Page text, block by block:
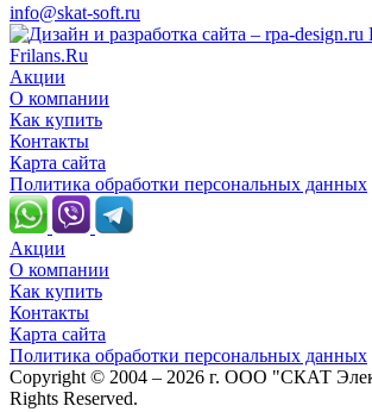
info@skat-soft.ru
Frilans.Ru
Акции
О компании
Как купить
Контакты
Карта сайта
Политика обработки персональных данных
Акции
О компании
Как купить
Контакты
Карта сайта
Политика обработки персональных данных
Copyright © 2004 – 2026 г. ООО "СКАТ
Rights Reserved.